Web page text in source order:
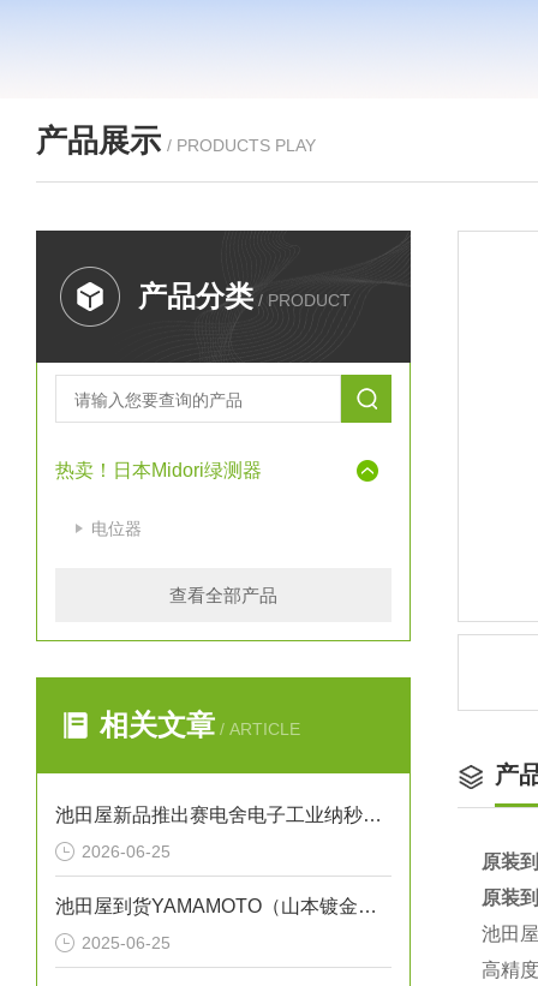
产品展示 / PRODUCTS PLAY
产品分类 / PRODUCT
热卖！日本Midori绿测器
电位器
查看全部产品
相关文章 / ARTICLE
池田屋新品推出赛电舍电子工业纳秒脉冲CO2激光器 UPL系列 参数介绍
2026-06-25
池田屋到货YAMAMOTO（山本镀金）B-72WJ
2025-06-25
产
原装
原装
池田
高精